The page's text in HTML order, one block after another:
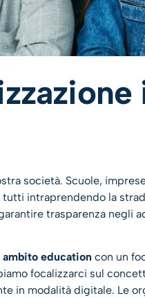
società. Scuole,
intraprendendo la
trasparenza negli
education con un
focalizzarci sul
in modalità digitale. Le